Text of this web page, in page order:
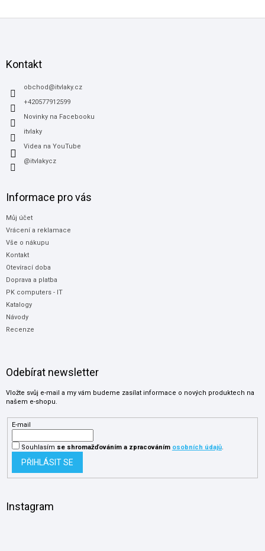
Kontakt
obchod@itvlaky.cz
+420577912599
Novinky na Facebooku
itvlaky
Videa na YouTube
@itvlakycz
Informace pro vás
Můj účet
Vrácení a reklamace
Vše o nákupu
Kontakt
Otevírací doba
Doprava a platba
PK computers - IT
Katalogy
Návody
Recenze
Odebírat newsletter
Vložte svůj e-mail a my vám budeme zasílat informace o nových produktech na
našem e-shopu.
E-mail
Souhlasím se shromažďováníma zpracováním osobních údajů.
PŘIHLÁSIT SE
Instagram